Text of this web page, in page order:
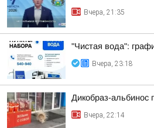
Вчера, 21:35
"Чистая вода":
Вчера, 23:18
Дикобраз-альбинос
Вчера, 22:14